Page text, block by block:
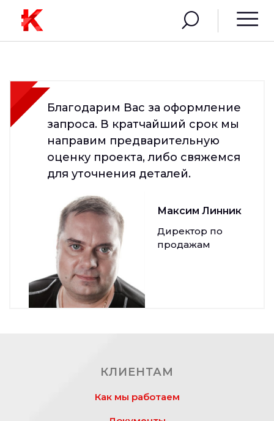
Максим Линник
Директор по
продажам
Благодарим Вас за оформление
запроса. В кратчайший срок мы
направим предварительную
оценку проекта, либо свяжемся
для уточнения деталей.
КЛИЕНТАМ
Как мы работаем